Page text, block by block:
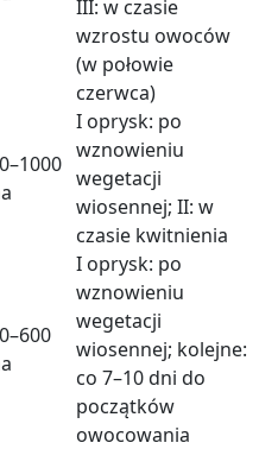
III: w czasie
wzrostu owoców
(w połowie
czerwca)
I oprysk: po
wznowieniu
wegetacji
wiosennej; II: w
czasie kwitnienia
I oprysk: po
wznowieniu
wegetacji
wiosennej; kolejne:
co 7–10 dni do
początków
owocowania